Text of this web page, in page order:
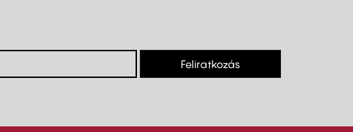
Feliratkozás